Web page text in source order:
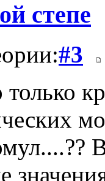
степе
#3